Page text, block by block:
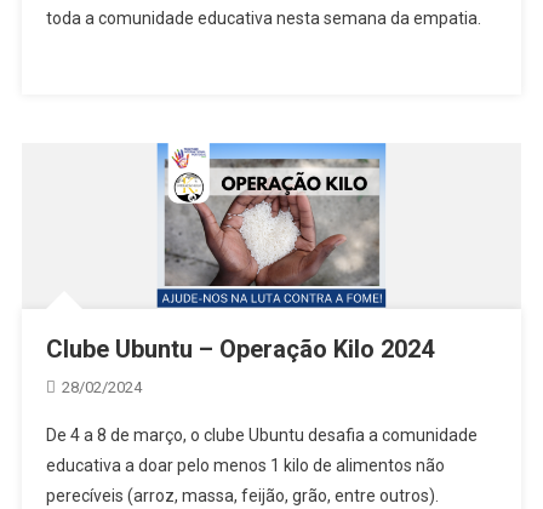
toda a comunidade educativa nesta semana da empatia.
Clube Ubuntu – Operação Kilo 2024
28/02/2024
De 4 a 8 de março, o clube Ubuntu desafia a comunidade
educativa a doar pelo menos 1 kilo de alimentos não
perecíveis (arroz, massa, feijão, grão, entre outros).